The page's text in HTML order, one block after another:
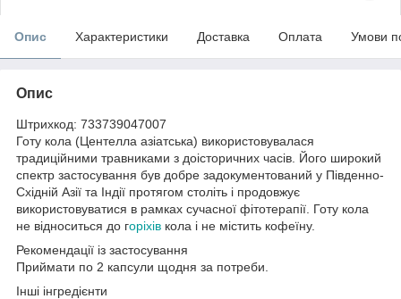
Опис Характеристики Доставка Оплата Умови
Опис
Штрихкод: 733739047007
Готу кола (Центелла азіатська) використовувалася
традиційними травниками з доісторичних часів. Його широкий
спектр застосування був добре задокументований у Південно-
Східній Азії та Індії протягом століть і продовжує
використовуватися в рамках сучасної фітотерапії. Готу кола
не відноситься до горіхів кола і не містить кофеїну.
Рекомендації із застосування
Приймати по 2 капсули щодня за потреби.
Інші інгредієнти